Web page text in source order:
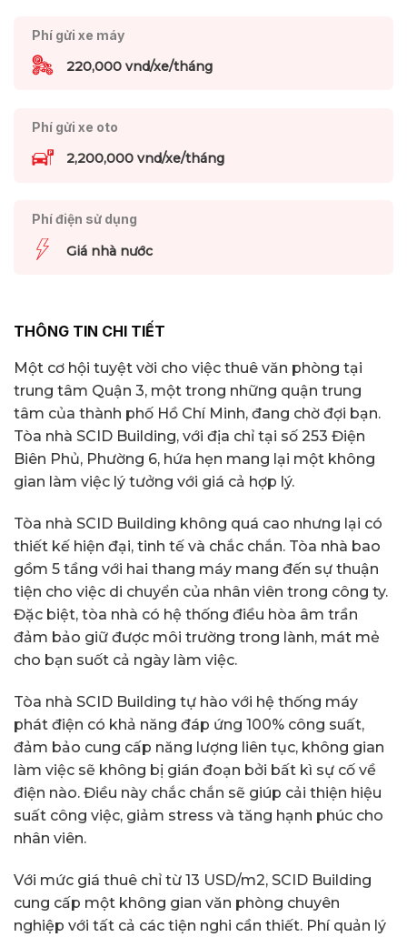
Phí gửi xe máy
220,000 vnd/xe/tháng
Phí gửi xe oto
2,200,000 vnd/xe/tháng
Phí điện sử dụng
Giá nhà nước
THÔNG TIN CHI TIẾT
Một cơ hội tuyệt vời cho việc thuê văn phòng tại
trung tâm Quận 3, một trong những quận trung
tâm của thành phố Hồ Chí Minh, đang chờ đợi bạn.
Tòa nhà SCID Building, với địa chỉ tại số 253 Điện
Biên Phủ, Phường 6, hứa hẹn mang lại một không
gian làm việc lý tưởng với giá cả hợp lý.
Tòa nhà SCID Building không quá cao nhưng lại có
thiết kế hiện đại, tinh tế và chắc chắn. Tòa nhà bao
gồm 5 tầng với hai thang máy mang đến sự thuận
tiện cho việc di chuyển của nhân viên trong công ty.
Đặc biệt, tòa nhà có hệ thống điều hòa âm trần
đảm bảo giữ được môi trường trong lành, mát mẻ
cho bạn suốt cả ngày làm việc.
Tòa nhà SCID Building tự hào với hệ thống máy
phát điện có khả năng đáp ứng 100% công suất,
đảm bảo cung cấp năng lượng liên tục, không gian
làm việc sẽ không bị gián đoạn bởi bất kì sự cố về
điện nào. Điều này chắc chắn sẽ giúp cải thiện hiệu
suất công việc, giảm stress và tăng hạnh phúc cho
nhân viên.
Với mức giá thuê chỉ từ 13 USD/m2, SCID Building
cung cấp một không gian văn phòng chuyên
nghiệp với tất cả các tiện nghi cần thiết. Phí quản lý